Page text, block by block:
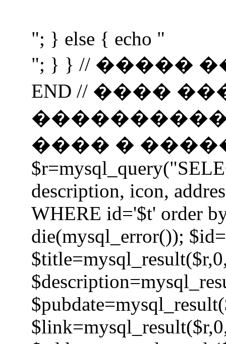
"; } else { echo "
"; } } // �����
END // ����
���������� if
���� �
description, icon,
WHERE id='$t' order
die(mysql_error());